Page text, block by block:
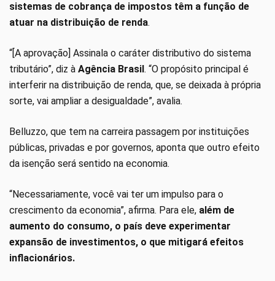
sistemas de cobrança de impostos têm a função de
atuar na distribuição de renda.
“[A aprovação] Assinala o caráter distributivo do sistema
tributário”, diz à Agência Brasil. “O propósito principal é
interferir na distribuição de renda, que, se deixada à própria
sorte, vai ampliar a desigualdade”, avalia.
Belluzzo, que tem na carreira passagem por instituições
públicas, privadas e por governos, aponta que outro efeito
da isenção será sentido na economia.
“Necessariamente, você vai ter um impulso para o
crescimento da economia”, afirma. Para ele, além de
aumento do consumo, o país deve experimentar
expansão de investimentos, o que mitigará efeitos
inflacionários.